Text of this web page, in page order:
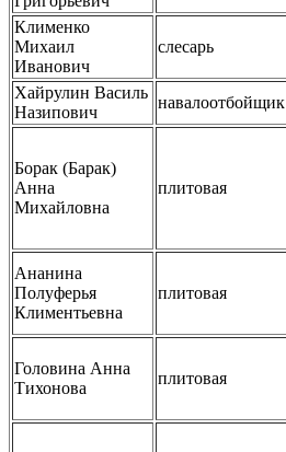
Клименко
Михаил
Иванович
слесарь
Хайрулин Василь
Назипович
навалоотбойщик
Борак (Барак)
Анна
Михайловна
плитовая
Ананина
Полуферья
Климентьевна
плитовая
Головина Анна
Тихонова
плитовая